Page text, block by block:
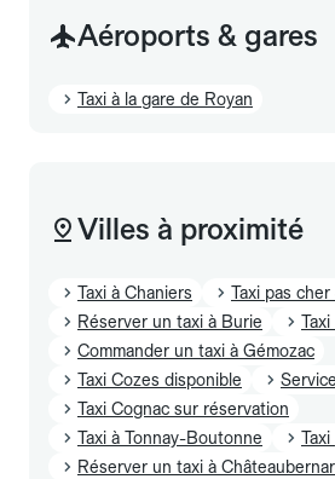
Aéroports & gares
Taxi à la gare de Royan
Villes à proximité
Taxi à Chaniers
Taxi pas
Réserver un taxi à Burie
Commander un taxi à Gémozac
Taxi Cozes disponible
Taxi Cognac sur réservation
Taxi à Tonnay-Boutonne
Réserver un taxi à